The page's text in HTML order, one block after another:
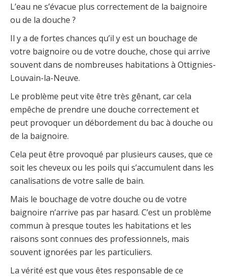
L’eau ne s’évacue plus correctement de la baignoire
ou de la douche ?
Il y a de fortes chances qu’il y est un bouchage de
votre baignoire ou de votre douche, chose qui arrive
souvent dans de nombreuses habitations à Ottignies-
Louvain-la-Neuve.
Le problème peut vite être très gênant, car cela
empêche de prendre une douche correctement et
peut provoquer un débordement du bac à douche ou
de la baignoire.
Cela peut être provoqué par plusieurs causes, que ce
soit les cheveux ou les poils qui s’accumulent dans les
canalisations de votre salle de bain.
Mais le bouchage de votre douche ou de votre
baignoire n’arrive pas par hasard. C’est un problème
commun à presque toutes les habitations et les
raisons sont connues des professionnels, mais
souvent ignorées par les particuliers.
La vérité est que vous êtes responsable de ce